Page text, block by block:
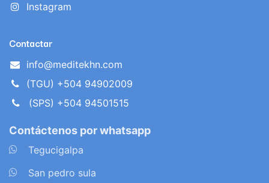
Instagram
Contactar
info@meditekhn.com
(TGU) +504 94902009
(SPS) +504 94501515
Contáctenos por whatsapp
Tegucigalpa
San pedro sula